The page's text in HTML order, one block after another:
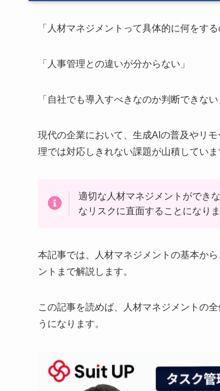
「人材マネジメントって具体的に何をする
「人事管理との違いが分からない」
「自社でも導入すべきなのか判断できな
現代の企業において、生成AIの普及やリ
理では対応しきれない課題が山積していま
適切な人材マネジメントができ
なリスクに直面することになりま
本記事では、人材マネジメントの基本か
ントまで解説します。
この記事を読めば、人材マネジメントの
うになります。